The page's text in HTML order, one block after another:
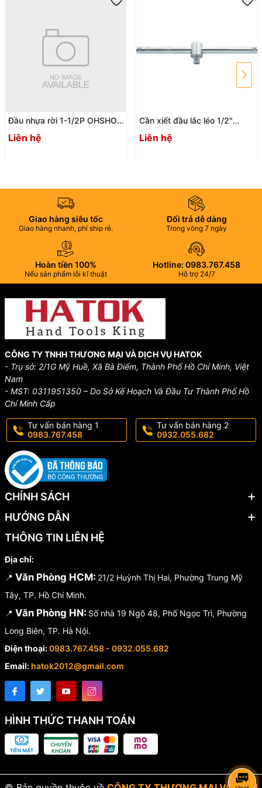
Đầu nhựa rời 1-1/2P OHSHO
033157
Liên hệ
Cần xiết đầu lắc léo 1/2"
250mm ASAHI VT0425
Liên hệ
Giao hàng siêu tốc
Giao hàng nhanh, phí ship rẻ.
Đổi trả dễ dàng
Trong vòng 7 ngày
Hoàn tiền 100%
Nếu sản phẩm lỗi kĩ thuật
Hotline: 0983.767.458
Hỗ trợ 24/7
CÔNG TY TNHH THƯƠNG MẠI VÀ DỊCH VỤ HATOK
- Trụ sở: 2/1G Mỹ Huề, Xã Bà Điểm, Thành Phố Hồ Chí Minh, Việt
Nam
- MST: 0311951350 – Do Sở Kế Hoạch Và Đầu Tư Thành Phố Hồ
Chí Minh Cấp
Tư vấn bán hàng 1
0983.767.458
Tư vấn bán hàng 2
0932.055.682
CHÍNH SÁCH
HƯỚNG DẪN
THÔNG TIN LIÊN HỆ
Địa chỉ:
📍 Văn Phòng HCM: 21/2 Huỳnh Thị Hai, Phường Trung Mỹ
Tây, TP. Hồ Chí Minh.
📍 Văn Phòng HN: Số nhà 19 Ngõ 48, Phố Ngọc Trì, Phường
Long Biên, TP. Hà Nội.
Điện thoại:0983.767.458 - 0932.055.682
Email: hatok2012@gmail.com
HÌNH THỨC THANH TOÁN